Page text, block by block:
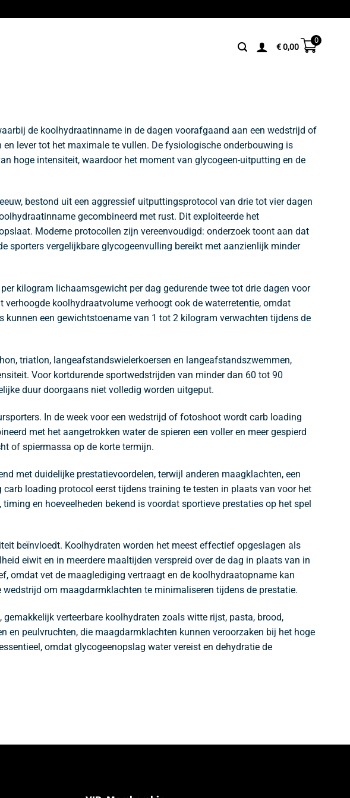
€0,00
0
de koolhydraatinname in de dagen voorafgaand aan een wedstrijd of
lever tot het maximale te vullen. De fysiologische onderbouwing is
hoge intensiteit, waardoor het moment van glycogeen-uitputting en de
bestond uit een aggressief uitputtingsprotocol van drie tot vier dagen
gecombineerd met rust. Dit exploiteerde het
Moderne protocollen zijn vereenvoudigd: onderzoek toont aan dat
sporters vergelijkbare glycogeenvulling bereikt met aanzienlijk minder
kilogram lichaamsgewicht per dag gedurende twee tot drie dagen voor
koolhydraatvolume verhoogt ook de waterretentie, omdat
een gewichtstoename van 1 tot 2 kilogram verwachten tijdens de
triatlon, langeafstandswielerkoersen en langeafstandszwemmen,
Voor kortdurende sportwedstrijden van minder dan 60 tot 90
duur doorgaans niet volledig worden uitgeput.
In de week voor een wedstrijd of fotoshoot wordt carb loading
met het aangetrokken water de spieren een voller en meer gespierd
of spiermassa op de korte termijn.
met duidelijke prestatievoordelen, terwijl anderen maagklachten, een
loading protocol eerst tijdens training te testen in plaats van voor het
en hoeveelheden bekend is voordat sportieve prestaties op het spel
beïnvloedt. Koolhydraten worden het meest effectief opgeslagen als
eiwit en in meerdere maaltijden verspreid over de dag in plaats van in
omdat vet de maaglediging vertraagt en de koolhydraatopname kan
om maagdarmklachten te minimaliseren tijdens de prestatie.
verteerbare koolhydraten zoals witte rijst, pasta, brood,
en peulvruchten, die maagdarmklachten kunnen veroorzaken bij het hoge
omdat glycogeenopslag water vereist en dehydratie de